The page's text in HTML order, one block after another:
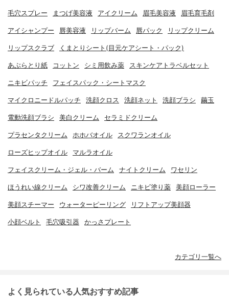
毛穴スプレー まつげ美容液 アイクリーム 眉毛美容液 眉毛育毛剤
アイシャンプー 唇美容液 リップバーム 唇パック リップクリーム
リップスクラブ くまとりシート(目元ケアシート・パック)
あぶらとり紙 コットン シミ用飲み薬 スキンケアトラベルセット
ニキビパッチ フェイスパック・シートマスク
マイクロニードルパッチ 洗顔クロス 洗顔ネット 洗顔ブラシ 繭玉
電動洗顔ブラシ 美白クリーム セラミドクリーム
プラセンタクリーム ホホバオイル スクワランオイル
ローズヒップオイル マルラオイル
フェイスクリーム・ジェル・バーム ナイトクリーム ワセリン
ほうれい線クリーム シワ改善クリーム ニキビ塗り薬 美顔ローラー
美顔スチーマー ウォーターピーリング リフトアップ美顔器
小顔ベルト 毛穴吸引器 かっさプレート
カテゴリ一覧へ
よく見られている人気おすすめ記事